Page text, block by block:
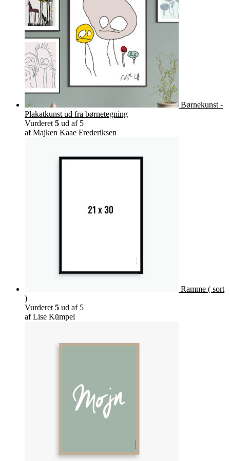
Børnekunst -
Plakatkunst ud fra børnetegning
Vurderet 5 ud af 5
af Majken Kaae Frederiksen
Ramme ( sort
)
Vurderet 5 ud af 5
af Lise Kümpel